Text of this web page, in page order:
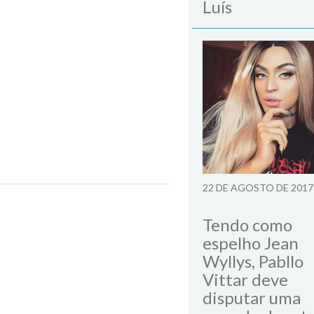
Luís
22 DE AGOSTO DE 2017
Tendo como
espelho Jean
Wyllys, Pabllo
Vittar deve
disputar uma